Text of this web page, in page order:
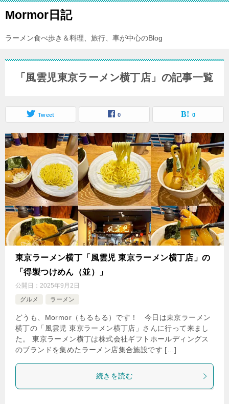
Mormor日記
ラーメン食べ歩き＆料理、旅行、車が中心のBlog
「風雲児東京ラーメン横丁店」の記事一覧
Tweet 0 0
東京ラーメン横丁「風雲児 東京ラーメン横丁店」の
「得製つけめん（並）」
公開日： 2025年9月2日
グルメ
ラーメン
どうも、Mormor（もるもる）です！ 今日は東京ラーメン
横丁の「風雲児 東京ラーメン横丁店」さんに行って来まし
た。 東京ラーメン横丁は株式会社ギフトホールディングス
のブランドを集めたラーメン店集合施設です […]
続きを読む